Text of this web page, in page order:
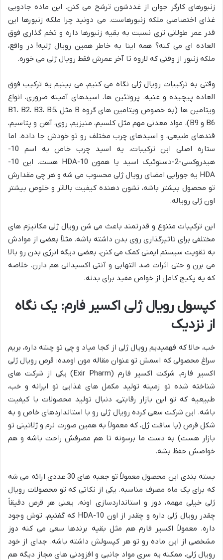
زنبورهای کارگر جوان از غددشون ترشح می کنن. این ماده جادویی
غذای اختصاصی ملکه زنبورهاست. می دونید چرا ملکه زنبورها این
قدر عمر طولانی تری نسبت به بقیه زنبورها داره و تخم گذاری فوق
العاده ای می کنه؟ همه اینا به خاطر همین رویال ژلیه! در واقع،
ملکه زنبور از وقتی که لاروه تا آخر عمرش فقط رویال ژلی می خوره.
وقتی به ترکیبات رویال ژلی نگاه می کنیم، می بینیم یه ترکیب فوق
العاده پیچیده و غنیه. پروتئین ها، اسیدهای آمینه ضروری، انواع
ویتامین ها (به خصوص ویتامین های گروه B مثل B1، B2، B3، B5،
B6 و B9)، مواد معدنی مهم مثل کلسیم، منیزیم، روی، آهن و پتاسیم،
قندهای طبیعی، و اسیدهای چرب مختلف رو تو خودش جا داده. اما
ستاره اصلی این ترکیبات، یه اسید چرب خاص به اسم 10-
هیدروکسی-2-دسنوئیک اسید یا همون 10-HDA هست. این 10-
HDA یه جورایی امضای رویال ژلی محسوب می شه و هر چی مقدارش
تو محصول بیشتر باشه، نشون دهنده کیفیت بالاتر و خلوص بیشتر
اون ژلی رویاله.
این ترکیبات متنوع و قدرتمند باعث می شن رویال ژلی مکانیزم های
مختلفی برای تاثیرگذاری روی بدن داشته باشه. مثلاً بعضی از موادش
به تقویت سیستم ایمنی کمک می کنن، بعضی دیگه انرژی بدن رو بالا
می برن و حتی اثرات ضد التهابی و آنتی اکسیدانی هم دارن. خلاصه
که یه پکیج کامل از خواص مفید برای بدنه.
کپسول رویال ژلی اکسیر فارم: یک نگاه
از نزدیک
خب، حالا که فهمیدیم رویال ژلی از کجا میاد و چی تو چنته داره، بریم
سراغ محصولی که اسمش تو عنوان مقاله مون اومده: قرص رویال ژلی
اکسیر فارم. شرکت اکسیر فارم (Exir Pharm) یکی از شرکت های
شناخته شده تو زمینه تولید مکمل های غذایی تو ایرانه و خب،
طبیعیه که تو این بازار رقابتی، دنبال تولید محصولات با کیفیت
باشه. این شرکت سعی کرده رویال ژلی رو با استانداردهای خاص و به
شکل قرص (یا سافت ژل، که معمولاً به همین صورت نرم و ژلاتینی تو
بازار هست) به دست ما برسونه تا هم مصرفش راحت باشه و هم
خواصش حفظ بشه.
بسته بندی این محصول معمولاً تو جعبه های 30 عددی ارائه می شه
که برای یک ماه مصرف مناسبه. یکی از نکاتی که تو محصولات رویال
ژلی خیلی مهمه، دوز و استانداردسازی اونه. یعنی هر قرص دقیقاً
چقدر رویال ژلی داره و چقدر از اون 10-HDA که گفتیم، توش وجود
داره. معمولاً اکسیر فارم هم مثل بقیه برندها سعی می کنه دوز
مشخصی از این ماده رو تو هر کپسولش داشته باشه. جدای از خود
رویال ژلی، ممکنه یه سری مواد جانبی و افزودنی های مجاز دیگه هم